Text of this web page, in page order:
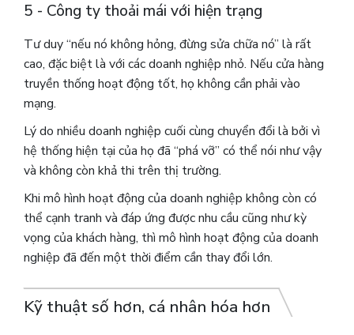
5 - Công ty thoải mái với hiện trạng
Tư duy “nếu nó không hỏng, đừng sửa chữa nó” là rất
cao, đặc biệt là với các doanh nghiệp nhỏ. Nếu cửa hàng
truyền thống hoạt động tốt, họ không cần phải vào
mạng.
Lý do nhiều doanh nghiệp cuối cùng chuyển đổi là bởi vì
hệ thống hiện tại của họ đã “phá vỡ” có thể nói như vậy
và không còn khả thi trên thị trường.
Khi mô hình hoạt động của doanh nghiệp không còn có
thể cạnh tranh và đáp ứng được nhu cầu cũng như kỳ
vọng của khách hàng, thì mô hình hoạt động của doanh
nghiệp đã đến một thời điểm cần thay đổi lớn.
Kỹ thuật số hơn, cá nhân hóa hơn